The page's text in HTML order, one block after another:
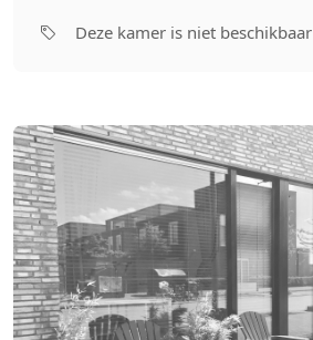
Deze kamer is niet beschikbaar